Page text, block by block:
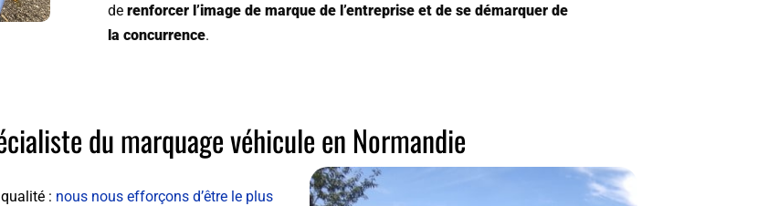
de renforcer l’image de marque de l’entreprise et de se démarquer de
la concurrence.
du marquage véhicule en Normandie
: nous nous efforçons d’être le plus